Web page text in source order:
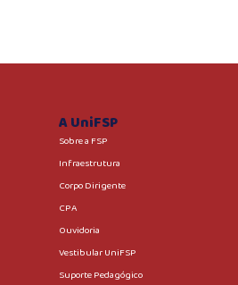
A UniFSP
Sobre a FSP
Infraestrutura
Corpo Dirigente
CPA
Ouvidoria
Vestibular UniFSP
Suporte Pedagógico